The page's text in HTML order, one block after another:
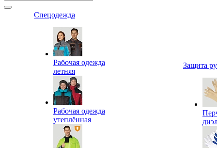
Спецодежда
Рабочая одежда
летняя
Рабочая одежда
утеплённая
Защита